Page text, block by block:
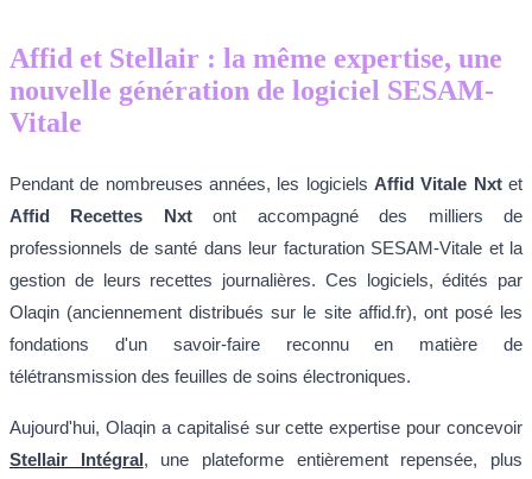
Affid et Stellair : la même expertise, une
nouvelle génération de logiciel SESAM-
Vitale
Pendant de nombreuses années, les logiciels Affid Vitale Nxtet
Affid Recettes Nxtont accompagné des milliers de
professionnels de santé dans leur facturation SESAM-Vitale et la
gestion de leurs recettes journalières. Ces logiciels, édités par
Olaqin (anciennement distribués sur le site affid.fr), ont posé les
fondations d'un savoir-faire reconnu en matière de
télétransmission des feuilles de soins électroniques.
Aujourd'hui, Olaqin a capitalisé sur cette expertise pour concevoir
Stellair Intégral, une plateforme entièrement repensée, plus